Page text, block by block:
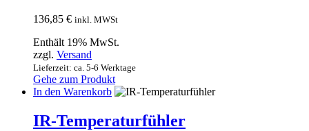
136,85 € inkl. MWSt
Enthält 19% MwSt.
zzgl. Versand
Lieferzeit: ca. 5-6 Werktage
Gehe zum Produkt
In den Warenkorb
IR-Temperaturfühler